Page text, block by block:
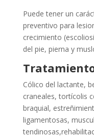
Puede tener un
preventivo para
crecimiento
del pie, pierna y
Cólico del lactante,
craneales, tortícolis
braquial,
ligamentosas,